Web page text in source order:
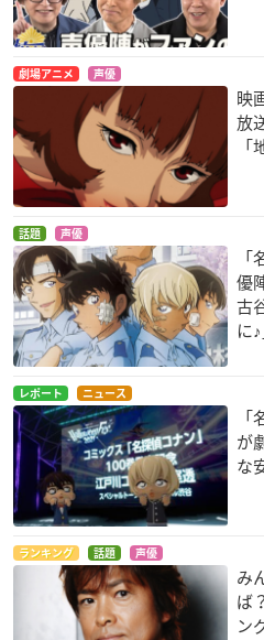
星飛雄馬
範馬刃
ナレー
劇場アニメ 声優
映
放
話題 声優
優
古
に♪
レポート ニュース
が
な
ランキング 話題 声優
み
ば
ン